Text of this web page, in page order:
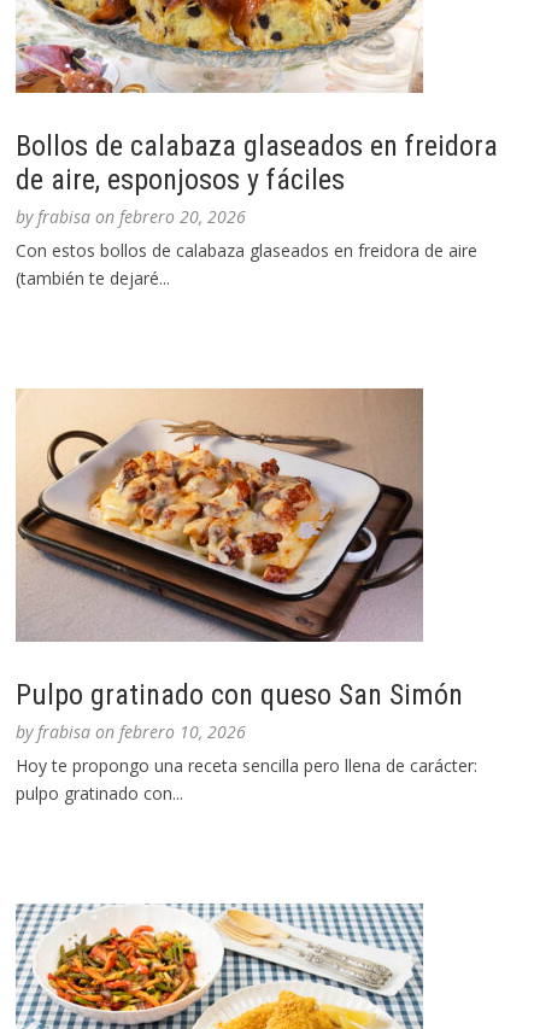
Bollos de calabaza glaseados en freidora
de aire, esponjosos y fáciles
byfrabisa onfebrero 20, 2026
Con estos bollos de calabaza glaseados en freidora de aire
(también te dejaré...
Pulpo gratinado con queso San Simón
byfrabisa onfebrero 10, 2026
Hoy te propongo una receta sencilla pero llena de carácter:
pulpo gratinado con...